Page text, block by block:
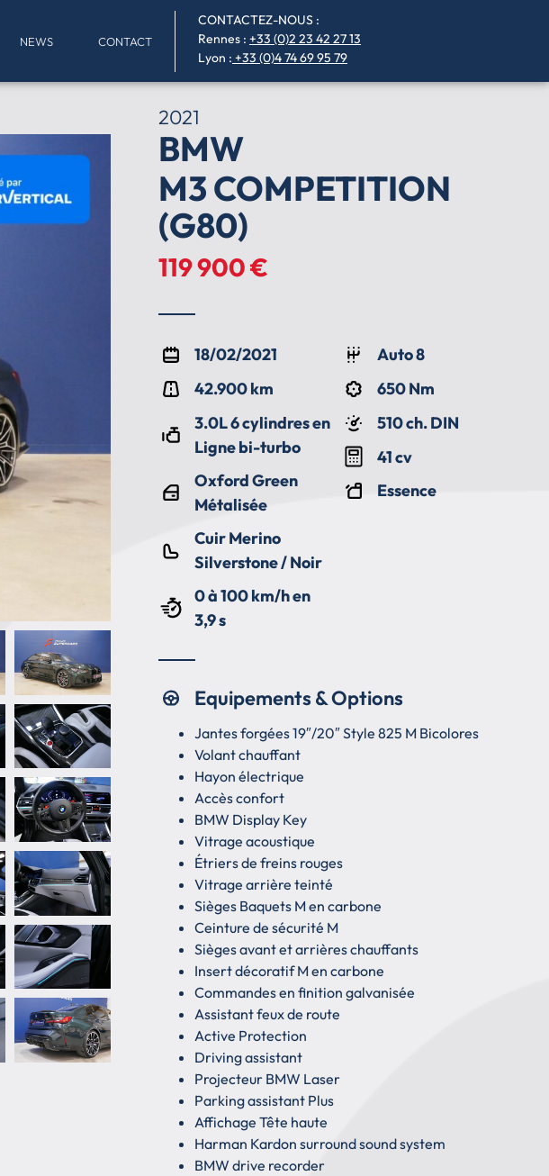
NEWS CONTACT
CONTACTEZ-NOUS :
Rennes : +33 (0)2 23 42 27 13
Lyon : +33 (0)4 74 69 95 79
2021
BMW
M3 COMPETITION
(G80)
119 900 €
18/02/2021
42.900 km
3.0L 6 cylindres en
Ligne bi-turbo
Oxford Green
Métalisée
Cuir Merino
Silverstone / Noir
0 à 100 km/h en
3,9 s
Auto 8
650 Nm
510 ch. DIN
41 cv
Essence
Equipements & Options
Jantes forgées 19″/20″ Style 825 M Bicolores
Volant chauffant
Hayon électrique
Accès confort
BMW Display Key
Vitrage acoustique
Étriers de freins rouges
Vitrage arrière teinté
Sièges Baquets M en carbone
Ceinture de sécurité M
Sièges avant et arrières chauffants
Insert décoratif M en carbone
Commandes en finition galvanisée
Assistant feux de route
Active Protection
Driving assistant
Projecteur BMW Laser
Parking assistant Plus
Affichage Tête haute
Harman Kardon surround sound system
BMW drive recorder